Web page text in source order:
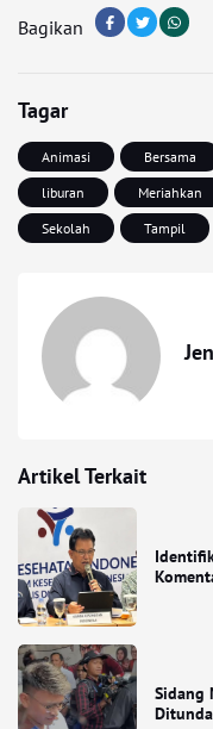
Bagikan
Tagar
Animasi Bersama
liburan
Meriahkan
Sekolah
Tampil
Artikel Terkait
Sidang